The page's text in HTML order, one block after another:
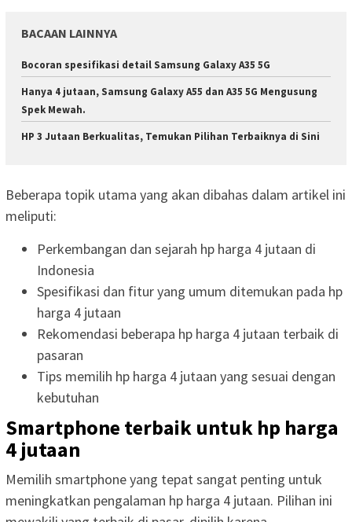
BACAAN LAINNYA
Bocoran spesifikasi detail Samsung Galaxy A35 5G
Hanya 4 jutaan, Samsung Galaxy A55 dan A35 5G Mengusung
Spek Mewah.
HP 3 Jutaan Berkualitas, Temukan Pilihan Terbaiknya di Sini
Beberapa topik utama yang akan dibahas dalam artikel ini
meliputi:
Perkembangan dan sejarah hp harga 4 jutaan di
Indonesia
Spesifikasi dan fitur yang umum ditemukan pada hp
harga 4 jutaan
Rekomendasi beberapa hp harga 4 jutaan terbaik di
pasaran
Tips memilih hp harga 4 jutaan yang sesuai dengan
kebutuhan
Smartphone terbaik untuk hp harga
4 jutaan
Memilih smartphone yang tepat sangat penting untuk
meningkatkan pengalaman hp harga 4 jutaan. Pilihan ini